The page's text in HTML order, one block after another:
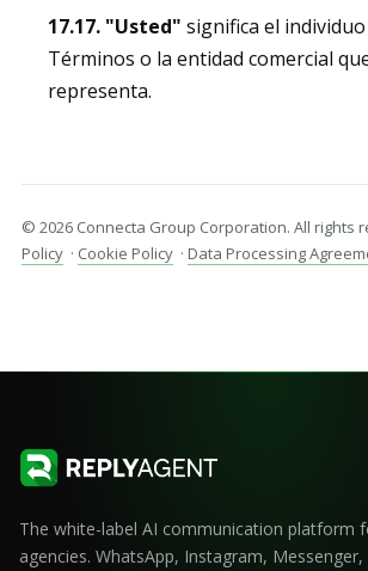
17.17. "Usted" significa el
Términos o la entidad comercial
representa.
© 2026 Connecta Group Corporation. All rights
Policy · Cookie Policy · Data Processing
The white-label AI communication platform
agencies. WhatsApp, Instagram, Messenger,